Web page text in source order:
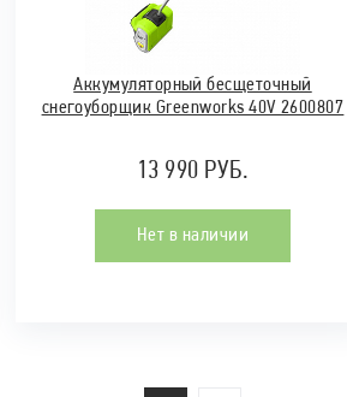
Аккумуляторный бесщеточный
снегоуборщик Greenworks 40V 2600807
13 990 РУБ.
Нет в наличии